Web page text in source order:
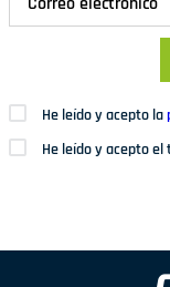
He leído y acepto la
He leído y acepto